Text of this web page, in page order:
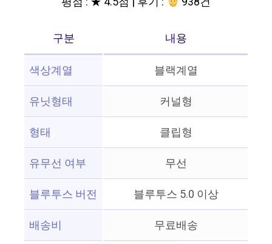
구분
내용
색상계열
블랙계열
유닛형태
커널형
형태
클립형
유무선 여부
무선
블루투스 버전
블루투스 5.0 이상
배송비
무료배송